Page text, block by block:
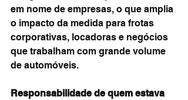
em nome de empresas, o que amplia
o impacto da medida para frotas
corporativas, locadoras e negócios
que trabalham com grande volume
de automóveis.
Responsabilidade de quem estava